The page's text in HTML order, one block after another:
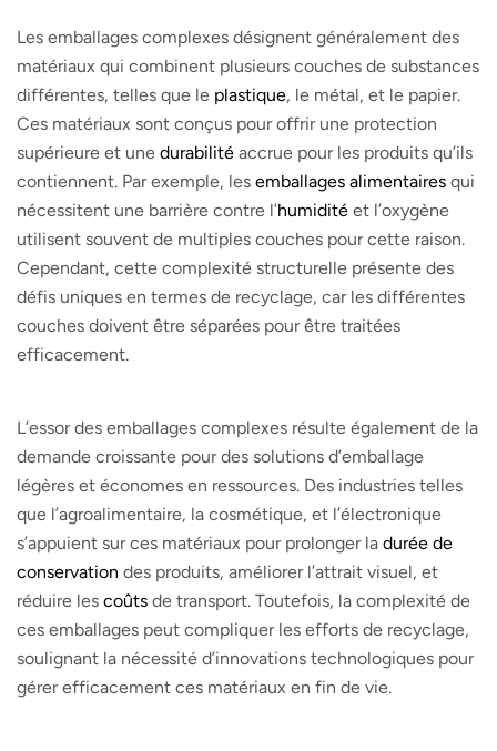
Les emballages complexes désignent généralement des
matériaux qui combinent plusieurs couches de substances
différentes, telles que le plastique, le métal, et le papier.
Ces matériaux sont conçus pour offrir une protection
supérieure et une durabilité accrue pour les produits qu’ils
contiennent. Par exemple, les emballages alimentaires qui
nécessitent une barrière contre l’humidité et l’oxygène
utilisent souvent de multiples couches pour cette raison.
Cependant, cette complexité structurelle présente des
défis uniques en termes de recyclage, car les différentes
couches doivent être séparées pour être traitées
efficacement.
L’essor des emballages complexes résulte également de la
demande croissante pour des solutions d’emballage
légères et économes en ressources. Des industries telles
que l’agroalimentaire, la cosmétique, et l’électronique
s’appuient sur ces matériaux pour prolonger la durée de
conservation des produits, améliorer l’attrait visuel, et
réduire les coûts de transport. Toutefois, la complexité de
ces emballages peut compliquer les efforts de recyclage,
soulignant la nécessité d’innovations technologiques pour
gérer efficacement ces matériaux en fin de vie.